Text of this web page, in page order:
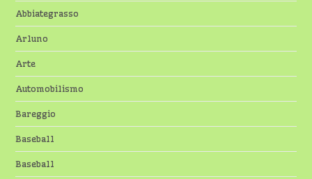
Abbiategrasso
Arluno
Arte
Automobilismo
Bareggio
Baseball
Baseball